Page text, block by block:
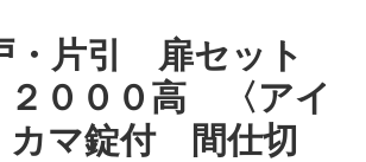
・片引 扉セット
０００高 〈アイ
マ錠付 間仕切